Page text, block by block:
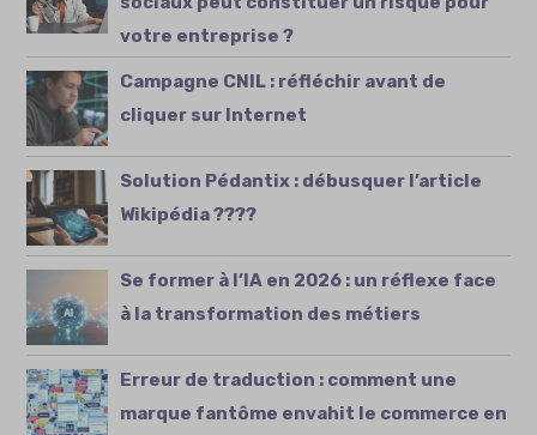
votre entreprise ?
Campagne CNIL : réfléchir avant de
cliquer sur Internet
Solution Pédantix : débusquer l’article
Wikipédia ????
Se former à l’IA en 2026 : un réflexe face
à la transformation des métiers
Erreur de traduction : comment une
marque fantôme envahit le commerce en